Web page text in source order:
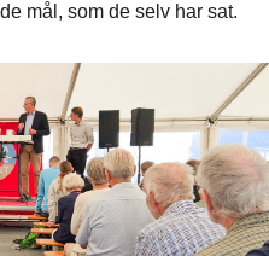
mål, som de selv har sat.